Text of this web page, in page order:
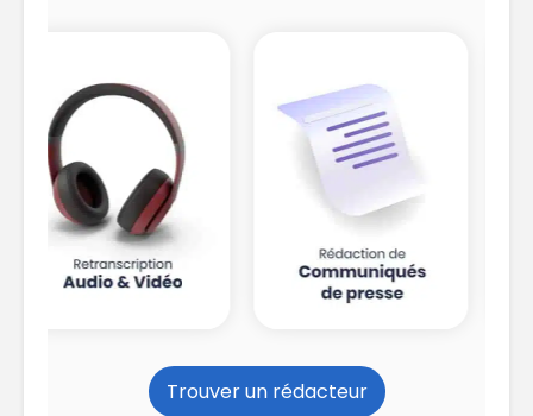
Trouver un rédacteur